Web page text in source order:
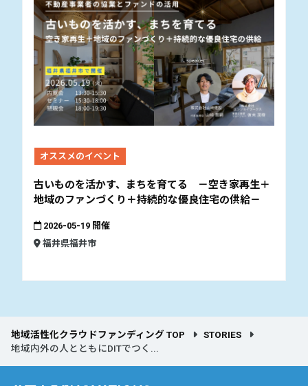
オススメのイベント
古いものを活かす、まちを育てる －空き家再生＋
地域のファンづくり＋持続的な優良住宅の供給－
2026-05-19 開催
福井県福井市
地域活性化クラウドファンディング TOP
STORIES
地域内外の人とともにDITでつく...